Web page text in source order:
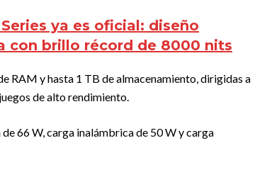
ya es oficial: diseño
con brillo récord de 8000 nits
RAM y hasta 1 TB de almacenamiento, dirigidas a
de alto rendimiento.
66 W, carga inalámbrica de 50 W y carga